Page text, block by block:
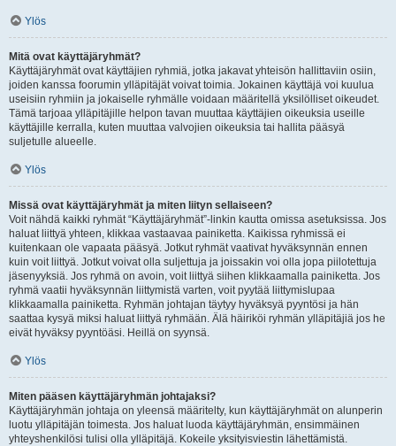
Ylös
Mitä ovat käyttäjäryhmät?
Käyttäjäryhmät ovat käyttäjien ryhmiä, jotka jakavat yhteisön hallittaviin osiin,
joiden kanssa foorumin ylläpitäjät voivat toimia. Jokainen käyttäjä voi kuulua
useisiin ryhmiin ja jokaiselle ryhmälle voidaan määritellä yksilölliset oikeudet.
Tämä tarjoaa ylläpitäjille helpon tavan muuttaa käyttäjien oikeuksia useille
käyttäjille kerralla, kuten muuttaa valvojien oikeuksia tai hallita pääsyä
suljetulle alueelle.
Ylös
Missä ovat käyttäjäryhmät ja miten liityn sellaiseen?
Voit nähdä kaikki ryhmät “Käyttäjäryhmät”-linkin kautta omissa asetuksissa. Jos
haluat liittyä yhteen, klikkaa vastaavaa painiketta. Kaikissa ryhmissä ei
kuitenkaan ole vapaata pääsyä. Jotkut ryhmät vaativat hyväksynnän ennen
kuin voit liittyä. Jotkut voivat olla suljettuja ja joissakin voi olla jopa piilotettuja
jäsenyyksiä. Jos ryhmä on avoin, voit liittyä siihen klikkaamalla painiketta. Jos
ryhmä vaatii hyväksynnän liittymistä varten, voit pyytää liittymislupaa
klikkaamalla painiketta. Ryhmän johtajan täytyy hyväksyä pyyntösi ja hän
saattaa kysyä miksi haluat liittyä ryhmään. Älä häiriköi ryhmän ylläpitäjiä jos he
eivät hyväksy pyyntöäsi. Heillä on syynsä.
Ylös
Miten pääsen käyttäjäryhmän johtajaksi?
Käyttäjäryhmän johtaja on yleensä määritelty, kun käyttäjäryhmät on alunperin
luotu ylläpitäjän toimesta. Jos haluat luoda käyttäjäryhmän, ensimmäinen
yhteyshenkilösi tulisi olla ylläpitäjä. Kokeile yksityisviestin lähettämistä.